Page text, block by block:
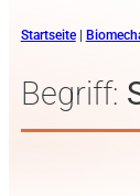
Startseite|
Begriff: